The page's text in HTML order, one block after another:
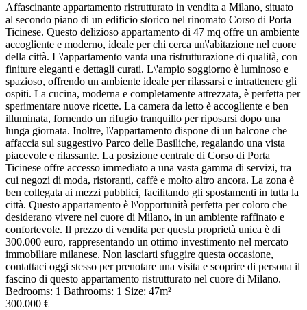
Affascinante appartamento ristrutturato in vendita a Milano, situato
al secondo piano di un edificio storico nel rinomato Corso di Porta
Ticinese. Questo delizioso appartamento di 47 mq offre un ambiente
accogliente e moderno, ideale per chi cerca un\'abitazione nel cuore
della città. L\'appartamento vanta una ristrutturazione di qualità, con
finiture eleganti e dettagli curati. L\'ampio soggiorno è luminoso e
spazioso, offrendo un ambiente ideale per rilassarsi e intrattenere gli
ospiti. La cucina, moderna e completamente attrezzata, è perfetta per
sperimentare nuove ricette. La camera da letto è accogliente e ben
illuminata, fornendo un rifugio tranquillo per riposarsi dopo una
lunga giornata. Inoltre, l\'appartamento dispone di un balcone che
affaccia sul suggestivo Parco delle Basiliche, regalando una vista
piacevole e rilassante. La posizione centrale di Corso di Porta
Ticinese offre accesso immediato a una vasta gamma di servizi, tra
cui negozi di moda, ristoranti, caffè e molto altro ancora. La zona è
ben collegata ai mezzi pubblici, facilitando gli spostamenti in tutta la
città. Questo appartamento è l\'opportunità perfetta per coloro che
desiderano vivere nel cuore di Milano, in un ambiente raffinato e
confortevole. Il prezzo di vendita per questa proprietà unica è di
300.000 euro, rappresentando un ottimo investimento nel mercato
immobiliare milanese. Non lasciarti sfuggire questa occasione,
contattaci oggi stesso per prenotare una visita e scoprire di persona il
fascino di questo appartamento ristrutturato nel cuore di Milano.
Bedrooms: 1 Bathrooms: 1 Size: 47m²
300.000 €